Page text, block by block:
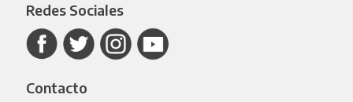
Redes Sociales
Contacto